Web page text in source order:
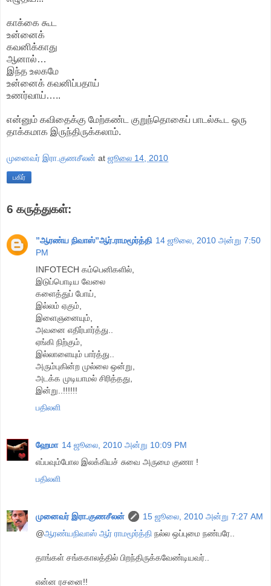
காக்கை கூட
உன்னைக்
கவனிக்காது
ஆனால்…
இந்த உலகமே
உன்னைக் கவனிப்பதாய்
உணர்வாய்…..
என்னும் கவிதைக்கு மேற்கண்ட குறுந்தொகைப் பாடல்கூட ஒரு
தாக்கமாக இருந்திருக்கலாம்.
முனைவர் இரா.குணசீலன் at ஜூலை 14, 2010
பகிர்
6 கருத்துகள்:
”ஆரண்ய நிவாஸ்”ஆர்.ராமமூர்த்தி 14 ஜூலை, 2010 அன்று 7:50
PM
INFOTECH கம்பெனிகளில்,
இடுப்பொடிய வேலை
களைத்துப் போய்,
இல்லம் ஏகும்,
இளைஞனையும்,
அவனை எதிர்பார்த்து..
ஏங்கி நிற்கும்,
இல்லாளையும் பார்த்து..
அரும்புகின்ற முல்லை ஒன்று,
அடக்க முடியாமல் சிரித்தது,
இன்று..!!!!!!
பதிலளி
ஹேமா 14 ஜூலை, 2010 அன்று 10:09 PM
எப்பவும்போல இலக்கியச் சுவை அருமை குணா !
பதிலளி
முனைவர் இரா.குணசீலன்
15 ஜூலை, 2010 அன்று 7:27 AM
@ஆரண்யநிவாஸ் ஆர் ராமமூர்த்தி நல்ல ஒப்புமை நண்பரே..
தாங்கள் சங்ககாலத்தில் பிறந்திருக்கவேண்டியவர்..
என்ன ரசனை!!